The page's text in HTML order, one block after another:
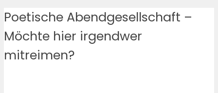
Poetische Abendgesellschaft –
Möchte hier irgendwer
mitreimen?